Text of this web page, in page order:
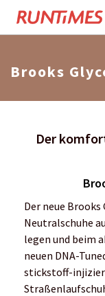
Brooks
Der
Der neue
Neutralschuhe
legen und beim
neuen DNA-
stickstoff-